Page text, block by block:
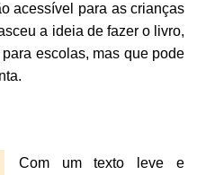
acessível para as crianças
a ideia de fazer o livro,
escolas, mas que pode
Com um texto leve e